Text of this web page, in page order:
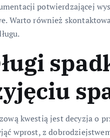
potwierdzającej
Warto również
kwestią jest decyzja o
wprost, z